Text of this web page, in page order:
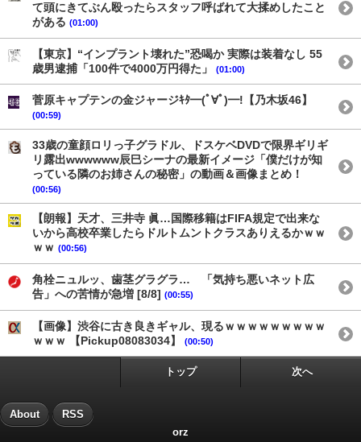
て頭にきてぶん殴ったらスタッフ呼ばれて大揉めしたこと
がある (01:00)
【東京】“インプラント壊れた”恐喝か 実際は装着なし 55
歳男逮捕「100件で4000万円得た」
(01:00)
菅原キャプテンの金ジャージｷﾀ━(ﾟ∀ﾟ)━!【乃木坂46】
(00:59)
33歳の童顔ロリっ子グラドル、ドスケベDVDで限界ギリギ
リ露出wwwwww辰巳シーナの最新イメージ「僕だけが知
っている隣のお姉さんの秘密」の動画＆画像まとめ！
(00:56)
【朗報】天才、三井寺 眞…国際移籍はFIFA規定で出来な
いから高校卒業したらドルトムントクラスありえるかｗｗ
ｗｗ (00:56)
角栓ニュルッ、歯茎グラグラ… 「気持ち悪いネット広
告」への苦情が急増 [8/8] (00:55)
【画像】渋谷に古き良きギャル、現るｗｗｗｗｗｗｗｗｗ
ｗｗｗ 【Pickup08083034】
(00:50)
トップ 次へ
About RSS
orz